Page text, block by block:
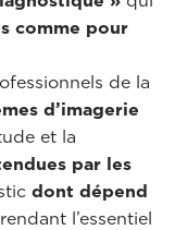
comme pour
de la
d’imagerie
et la
par les
dont dépend
l’essentiel